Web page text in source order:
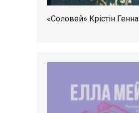
«Соловей» Крістін Генна